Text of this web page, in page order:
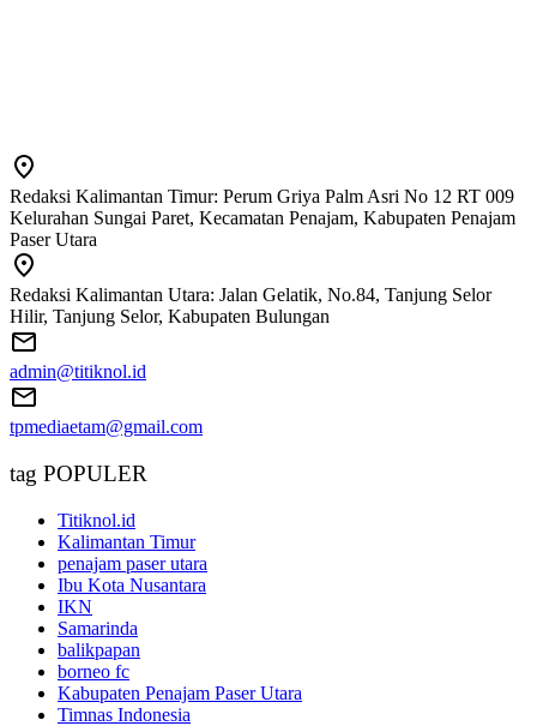
Redaksi Kalimantan Timur: Perum Griya Palm Asri No 12 RT 009
Kelurahan Sungai Paret, Kecamatan Penajam, Kabupaten Penajam
Paser Utara
Redaksi Kalimantan Utara: Jalan Gelatik, No.84, Tanjung Selor
Hilir, Tanjung Selor, Kabupaten Bulungan
admin@titiknol.id
tpmediaetam@gmail.com
tag POPULER
Titiknol.id
Kalimantan Timur
penajam paser utara
Ibu Kota Nusantara
IKN
Samarinda
balikpapan
borneo fc
Kabupaten Penajam Paser Utara
Timnas Indonesia